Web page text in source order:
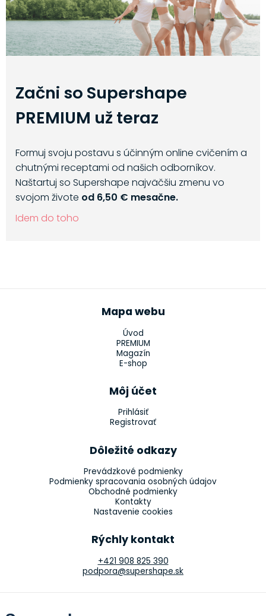
Začni so Supershape
PREMIUM už teraz
Formuj svoju postavu s účinným online cvičením a
chutnými receptami od našich odborníkov.
Naštartuj so Supershape najväčšiu zmenu vo
svojom živote od 6,50 € mesačne.
Idem do toho
Mapa webu
Úvod
PREMIUM
Magazín
E-shop
Môj účet
Prihlásiť
Registrovať
Dôležité odkazy
Prevádzkové podmienky
Podmienky spracovania osobných údajov
Obchodné podmienky
Kontakty
Nastavenie cookies
Rýchly kontakt
+421 908 825 390
podpora@supershape.sk